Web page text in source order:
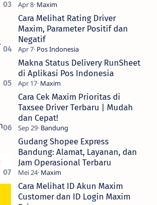
Cara Melihat Rating Driver
Maxim, Parameter Positif dan
Negatif
Makna Status Delivery RunSheet
di Aplikasi Pos Indonesia
Cara Cek Maxim Prioritas di
Taxsee Driver Terbaru | Mudah
dan Cepat!
Gudang Shopee Express
Bandung: Alamat, Layanan, dan
Jam Operasional Terbaru
Cara Melihat ID Akun Maxim
Customer dan ID Login Maxim